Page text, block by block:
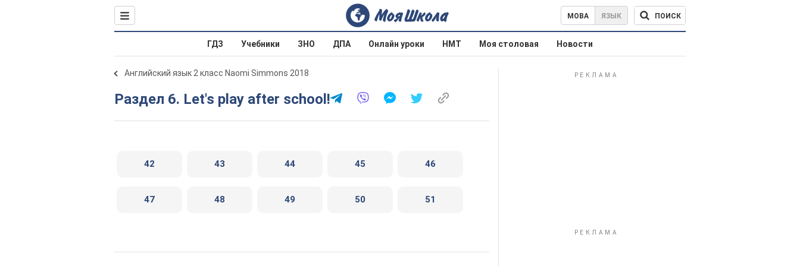
МОВА ЯЗЫК ПОИСК
ГДЗ Учебники ЗНО ДПА Онлайн уроки НМТ Моя столовая Новости
Английский язык 2 класс Naomi Simmons 2018
Раздел 6. Let's play after school!
42 43 44 45 46
47 48 49 50 51